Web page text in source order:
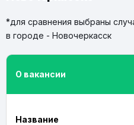
*для сравнения выбраны
в городе - Новочеркасск
О вакансии
Название